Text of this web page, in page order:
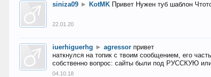
siniza09 ► KotMK Привет Нужен туб шаблон
22.01.20
iuerhiguerhg ► agressor привет
наткнулся на топик с твоим сообщением, его
собственно вопрос: сайты были под РУССКУЮ
04.10.18